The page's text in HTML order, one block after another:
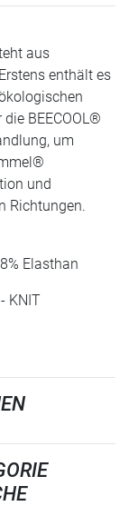
aus
enthält es
BEECOOL®
um
und
Richtungen.
Elasthan
KNIT